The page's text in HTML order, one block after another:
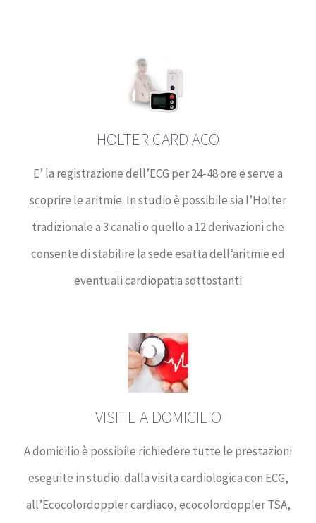
HOLTER CARDIACO
E’ la registrazione dell’ECG per 24-48 ore e serve a
scoprire le aritmie. In studio è possibile sia l’Holter
tradizionale a 3 canali o quello a 12 derivazioni che
consente di stabilire la sede esatta dell’aritmie ed
eventuali cardiopatia sottostanti
VISITE A DOMICILIO
A domicilio è possibile richiedere tutte le prestazioni
eseguite in studio: dalla visita cardiologica con ECG,
all’Ecocolordoppler cardiaco, ecocolordoppler TSA,